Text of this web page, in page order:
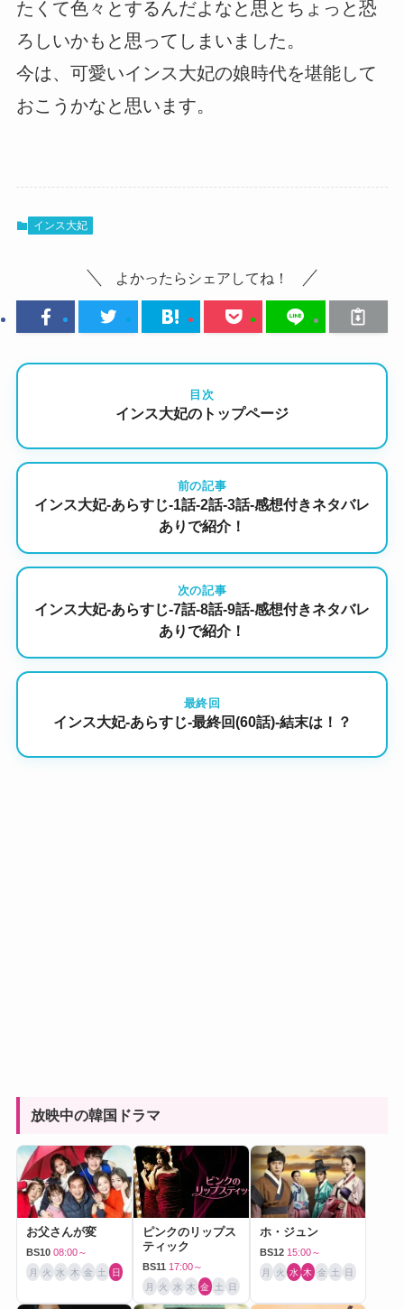
たくて色々とするんだよなと思とちょっと恐
ろしいかもと思ってしまいました。
今は、可愛いインス大妃の娘時代を堪能して
おこうかなと思います。
インス大妃
よかったらシェアしてね！
目次
インス大妃のトップページ
前の記事
インス大妃-あらすじ-1話-2話-3話-感想付きネタバレ
ありで紹介！
次の記事
インス大妃-あらすじ-7話-8話-9話-感想付きネタバレ
ありで紹介！
最終回
インス大妃-あらすじ-最終回(60話)-結末は！？
放映中の韓国ドラマ
お父さんが変
BS10 08:00～
月 火 水 木 金 土 日
ピンクのリップス
ティック
BS11 17:00～
月 火 水 木 金 土 日
ホ・ジュン
BS12 15:00～
月 火 水 木 金 土 日